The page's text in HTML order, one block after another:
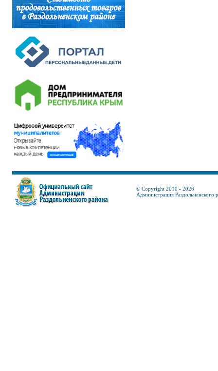
© Copyright 2010 - 2026
Администрация Раздольненского